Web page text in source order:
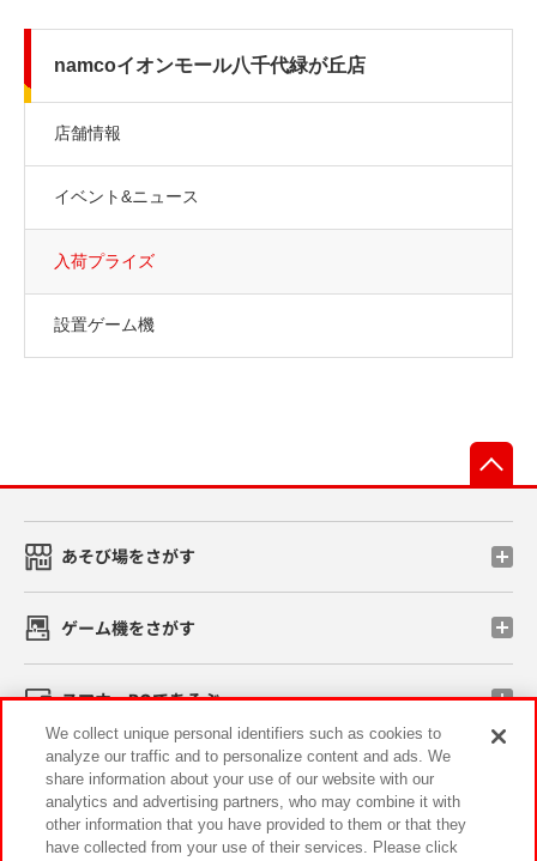
namcoイオンモール八千代緑が丘店
店舗情報
イベント&ニュース
入荷プライズ
設置ゲーム機
あそび場をさがす
ゲーム機をさがす
スマホ・PCであそぶ
イベント・キャンペーン
We collect unique personal identifiers such as cookies to
analyze our traffic and to personalize content and ads. We
share information about your use of our website with our
analytics and advertising partners, who may combine it with
other information that you have provided to them or that they
have collected from your use of their services. Please click